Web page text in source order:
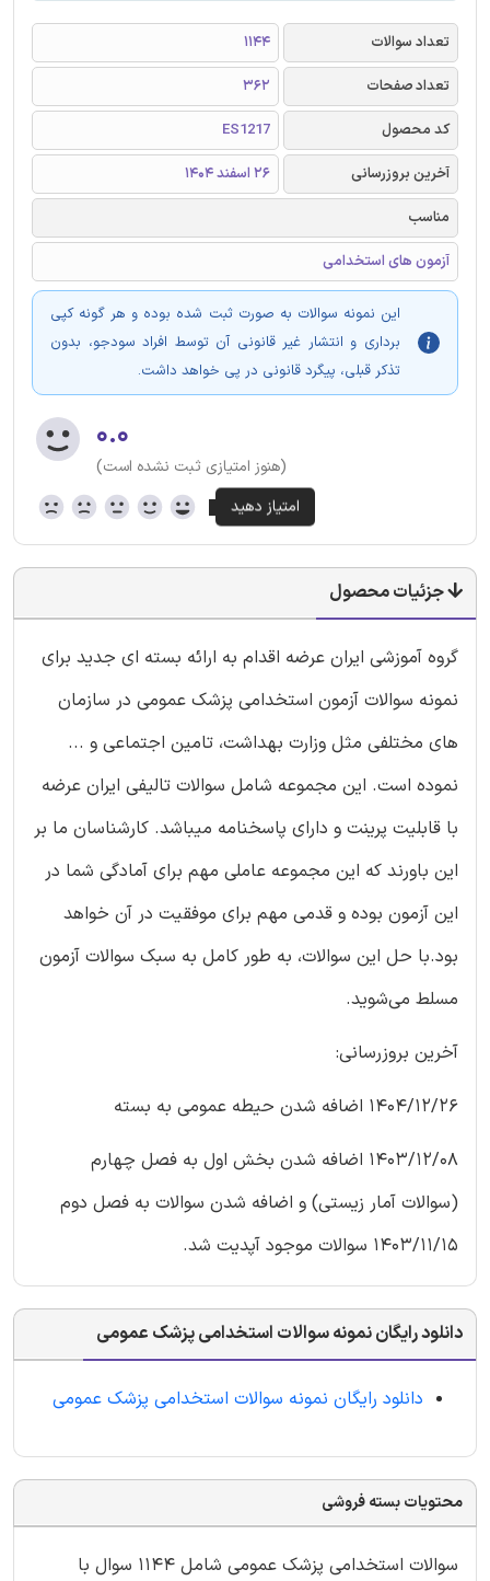
تعداد سوالات
1144
تعداد صفحات
362
کد محصول
ES1217
آخرین بروزرسانی
26 اسفند 1404
مناسب
آزمون های استخدامی
این نمونه سوالات به صورت ثبت شده بوده و هر گونه کپی
برداری و انتشار غیر قانونی آن توسط افراد سودجو، بدون
تذکر قبلی، پیگرد قانونی در پی خواهد داشت.
۰.۰
(هنوز امتیازی ثبت نشده است)
جزئیات محصول
گروه آموزشی ایران عرضه اقدام به ارائه بسته ای جدید برای
نمونه سوالات آزمون استخدامی پزشک عمومی در سازمان
های مختلفی مثل وزارت بهداشت، تامین اجتماعی و ...
نموده است. این مجموعه شامل سوالات تالیفی ایران عرضه
با قابلیت پرینت و دارای پاسخنامه میباشد. کارشناسان ما بر
این باورند که این مجموعه عاملی مهم برای آمادگی شما در
این آزمون بوده و قدمی مهم برای موفقیت در آن خواهد
بود.با حل این سوالات، به طور کامل به سبک سوالات آزمون
مسلط می‌شوید.
آخرین بروزرسانی:
1404/12/26 اضافه شدن حیطه عمومی به بسته
1403/12/08 اضافه شدن بخش اول به فصل چهارم
(سوالات آمار زیستی) و اضافه شدن سوالات به فصل دوم
1403/11/15 سوالات موجود آپدیت شد.
دانلود رایگان نمونه سوالات استخدامی پزشک عمومی
دانلود رایگان نمونه سوالات استخدامی پزشک عمومی
محتویات بسته فروشی
سوالات استخدامی پزشک عمومی شامل 1144 سوال با